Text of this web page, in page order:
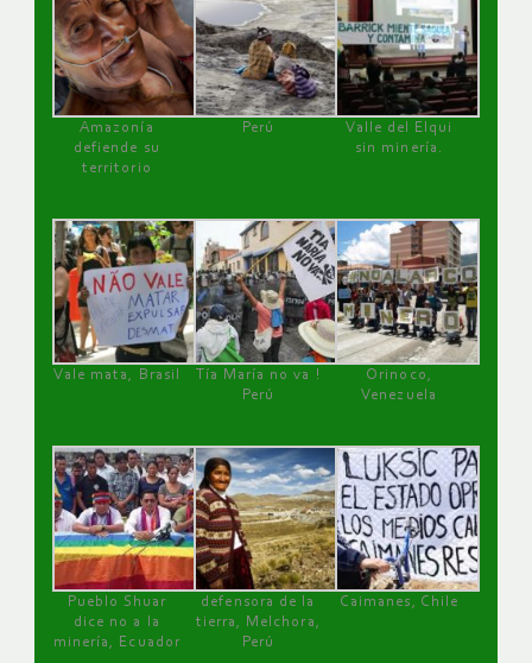
Amazonía
defiende su
territorio
Perú
Valle del Elqui
sin minería.
Vale mata, Brasil
Tía María no va !
Perú
Orinoco,
Venezuela
Pueblo Shuar
dice no a la
minería, Ecuador
defensora de la
tierra, Melchora,
Perú
Caimanes, Chile